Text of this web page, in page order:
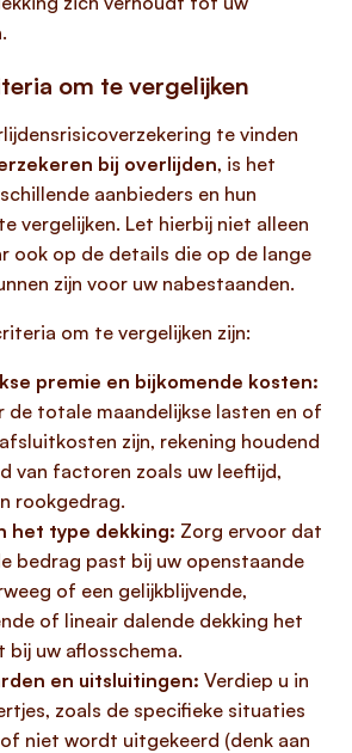
om te vergelijken
te vinden
bij overlijden, is het
aanbieders en hun
vergelijken. Let hierbij niet alleen
ook op de details die op de lange
zijn voor uw nabestaanden.
om te vergelijken zijn:
premie en bijkomende kosten:
de totale maandelijkse lasten en of
zijn, rekening houdend
van factoren zoals uw leeftijd,
rookgedrag.
het type dekking: Zorg ervoor dat
bedrag past bij uw openstaande
of een gelijkblijvende,
of lineair dalende dekking het
bij uw aflosschema.
en uitsluitingen: Verdiep u in
zoals de specifieke situaties
niet wordt uitgekeerd (denk aan